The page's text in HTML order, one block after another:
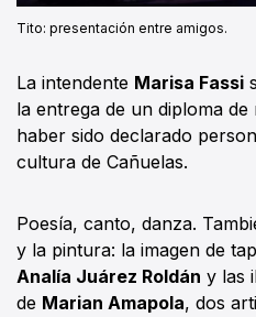
Tito: presentación entre amigos.
La intendente Marisa Fassi
la entrega de un diploma
haber sido declarado
cultura de Cañuelas.
Poesía, canto, danza.
y la pintura: la imagen de
Analía Juárez Roldán y las
de Marian Amapola, dos